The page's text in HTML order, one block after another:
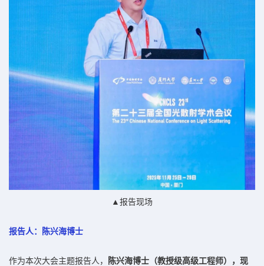
▲报告现场
报告人：陈兴海博士
作为本次大会主题报告人，
陈兴海博士（教授级高级工程师），现